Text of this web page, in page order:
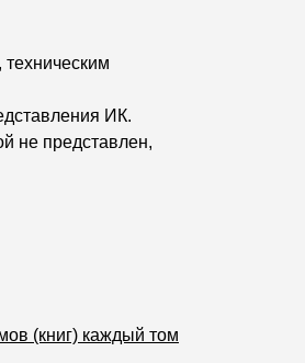
ИК.
не представлен,
(книг) каждый том